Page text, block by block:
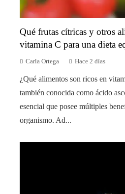
Qué frutas cítricas y otros
vitamina C para una dieta
Carla Ortega Hace 2 días
¿Qué alimentos son ricos en
también conocida como ácido
esencial que posee múltiples
organismo. Ad...